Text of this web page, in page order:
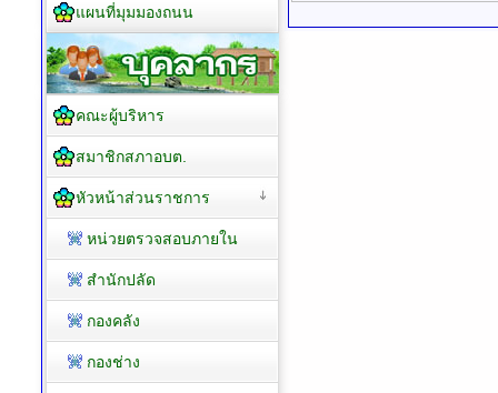
แผนที่มุมมองถนน
คณะผู้บริหาร
สมาชิกสภาอบต.
หัวหน้าส่วนราชการ
หน่วยตรวจสอบภายใน
สำนักปลัด
กองคลัง
กองช่าง